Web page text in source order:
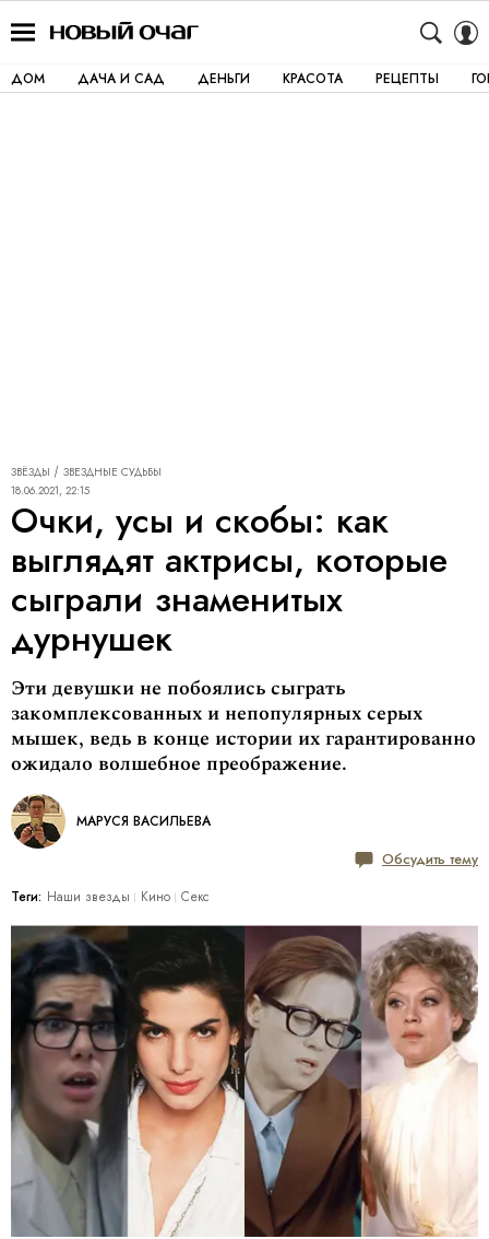
ДОМ ДАЧА И САД ДЕНЬГИ КРАСОТА РЕЦЕПТЫ
ЗВЁЗДЫ
ЗВЕЗДНЫЕ СУДЬБЫ
18.06.2021, 22:15
Очки, усы и скобы: как
выглядят актрисы, которые
сыграли знаменитых
дурнушек
Эти девушки не побоялись сыграть
закомплексованных и непопулярных серых
мышек, ведь в конце истории их гарантированно
ожидало волшебное преображение.
МАРУСЯ ВАСИЛЬЕВА
Обсудить тему
Теги: Наши звезды Кино Секс